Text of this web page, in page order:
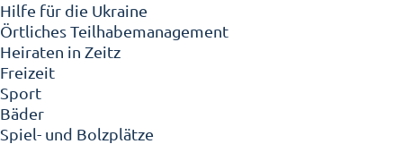
Hilfe für die Ukraine
Örtliches Teilhabemanagement
Heiraten in Zeitz
Freizeit
Sport
Bäder
Spiel- und Bolzplätze